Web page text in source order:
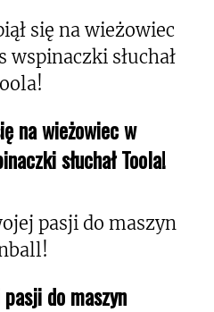
na wieżowiec w
słuchał Toola!
do maszyn